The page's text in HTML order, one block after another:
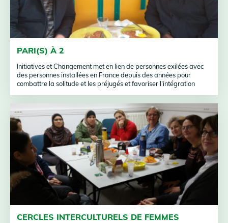
PARI(S) À 2
Initiatives et Changement met en lien de personnes exilées avec
des personnes installées en France depuis des années pour
combattre la solitude et les préjugés et favoriser l'intégration
CERCLES INTERCULTURELS DE FEMMES